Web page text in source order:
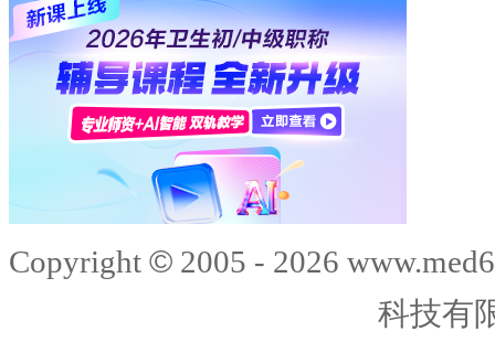
Copyright © 2005 - 2026
科技有